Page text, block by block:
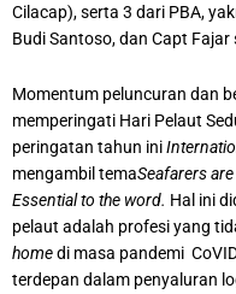
Cilacap), serta 3 dari PBA,
Budi Santoso, dan Capt Fajar
Momentum peluncuran dan
memperingati Hari Pelaut
peringatan tahun ini
mengambil temaSeafarers
Essential to the word. Hal ini
pelaut adalah profesi yang
homedi masa pandemi
terdepan dalam penyaluran